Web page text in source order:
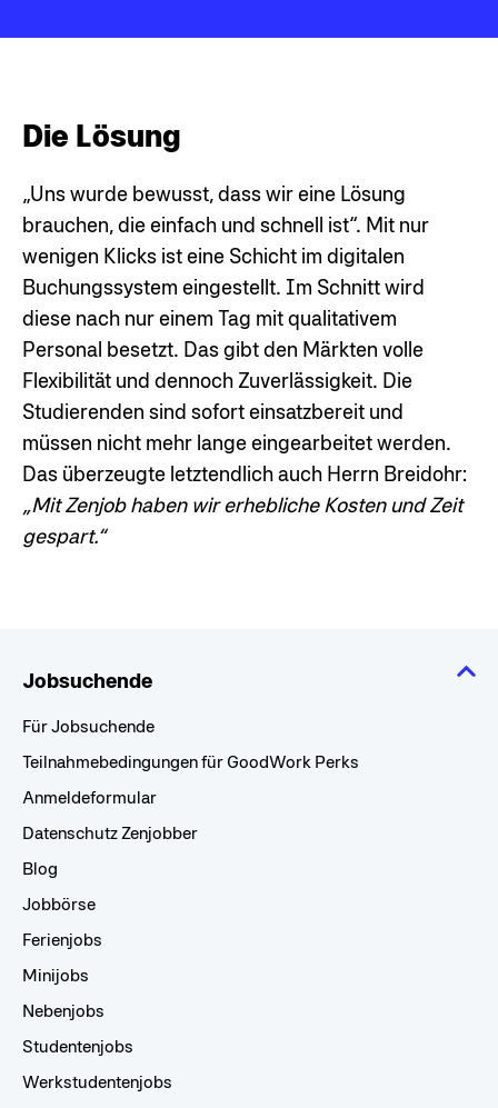
Die Lösung
„Uns wurde bewusst, dass wir eine Lösung
brauchen, die einfach und schnell ist“. Mit nur
wenigen Klicks ist eine Schicht im digitalen
Buchungssystem eingestellt. Im Schnitt wird
diese nach nur einem Tag mit qualitativem
Personal besetzt. Das gibt den Märkten volle
Flexibilität und dennoch Zuverlässigkeit. Die
Studierenden sind sofort einsatzbereit und
müssen nicht mehr lange eingearbeitet werden.
Das überzeugte letztendlich auch Herrn Breidohr:
„Mit Zenjob haben wir erhebliche Kosten und Zeit
gespart.“
Jobsuchende
Für Jobsuchende
Teilnahmebedingungen für GoodWork Perks
Anmeldeformular
Datenschutz Zenjobber
Blog
Jobbörse
Ferienjobs
Minijobs
Nebenjobs
Studentenjobs
Werkstudentenjobs